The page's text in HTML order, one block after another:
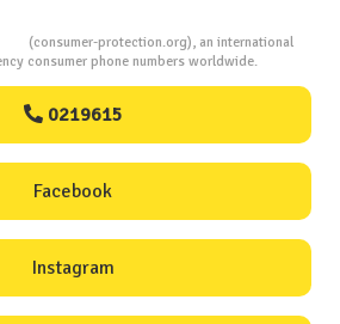
(consumer-protection.org), an international
consumer phone numbers worldwide.
0219615
Facebook
Instagram